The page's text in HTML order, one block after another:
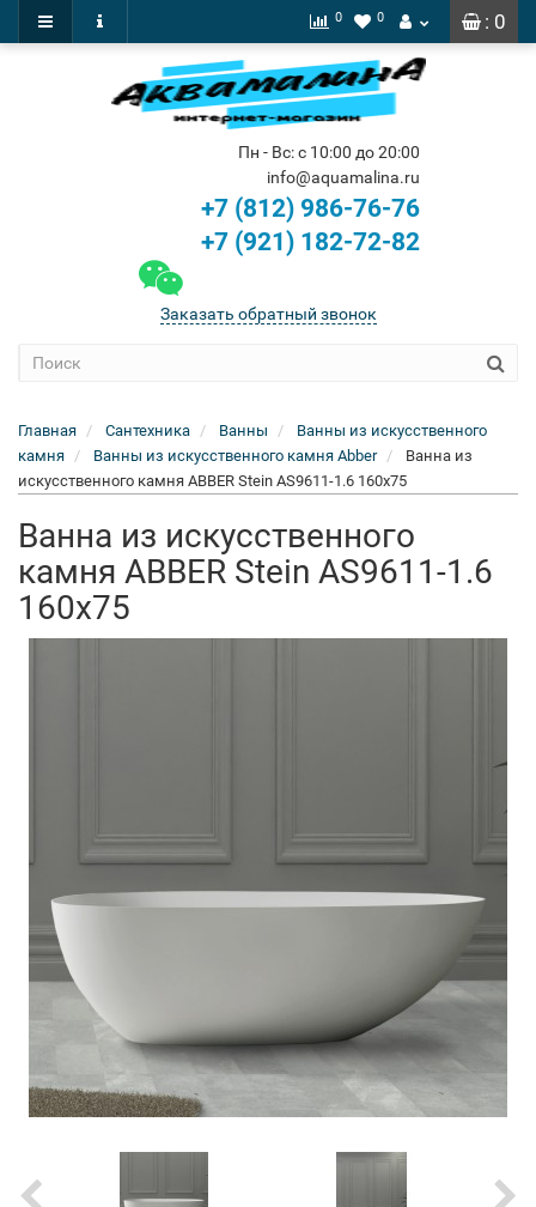
: 0
0 0
Пн - Вс: с 10:00 до 20:00
info@aquamalina.ru
+7 (812) 986-76-76
+7 (921) 182-72-82
Заказать обратный звонок
Главная Сантехника Ванны
Ванны из искусственного
камня
Ванны из искусственного камня Abber
Ванна из
искусственного камня ABBER Stein AS9611-1.6 160x75
Ванна из искусственного
камня ABBER Stein AS9611-1.6
160x75